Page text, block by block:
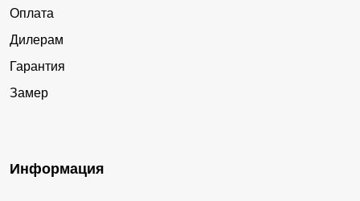
Оплата
Дилерам
Гарантия
Замер
Информация